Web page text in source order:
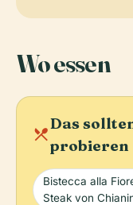
Wo essen
local_dining
Das
probieren
Bistecca alla
Steak von